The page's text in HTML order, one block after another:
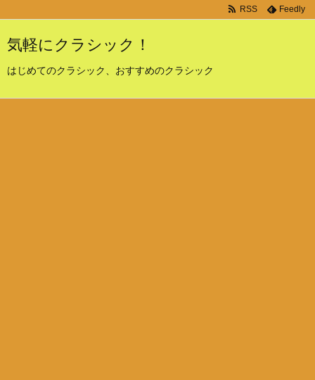
気軽にクラシック！
はじめてのクラシック、おすすめのクラシック
RSS Feedly